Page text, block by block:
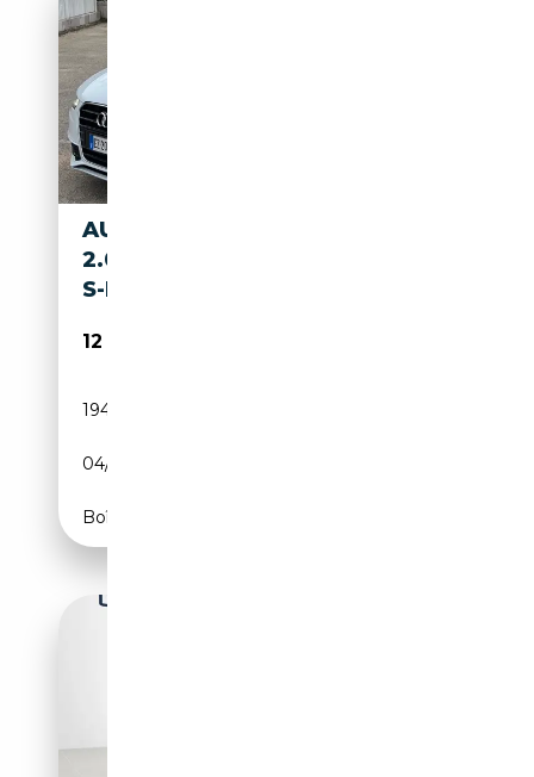
AUDI A5 AUDI A5 2013 CABRIO
2.0 TDI 177 CV MULTITRONIC
S-L
12 800€
194 000 km
04/2013
Boîte automatique